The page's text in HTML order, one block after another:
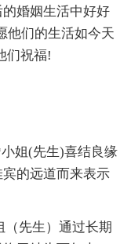
婚姻生活中好好
他们的生活如今天
们祝福!
姐(先生)喜结良缘
的远道而来表示
先生）通过长期